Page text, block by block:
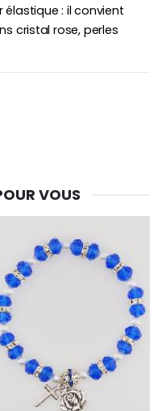
élastique : il convient
cristal rose, perles
VOUS